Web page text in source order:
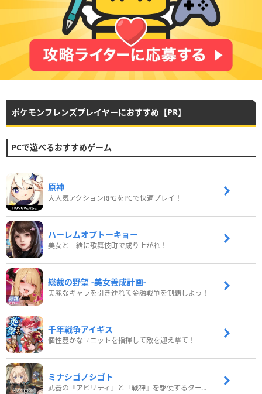
ポケモンフレンズプレイヤーにおすすめ【PR】
PCで遊べるおすすめゲーム
原神
大人気アクションRPGをPCで快適プレイ！
ハーレムオブトーキョー
美女と一緒に歌舞伎町で成り上がれ！
総裁の野望 -美女養成計画-
美麗なキャラを引き連れて金融戦争を制覇しよう！
千年戦争アイギス
個性豊かなユニットを指揮して敵を迎え撃て！
ミナシゴノシゴト
武器の『アビリティ』と『戦神』を駆使するターン制コマンドバトルRPG！